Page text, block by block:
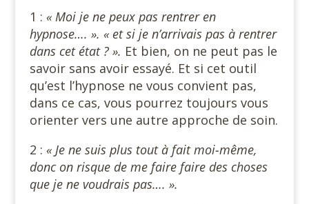
1 : « Moi je ne peux pas rentrer en
hypnose…. ». « et si je n’arrivais pas à rentrer
dans cet état ? ». Et bien, on ne peut pas le
savoir sans avoir essayé. Et si cet outil
qu’est l’hypnose ne vous convient pas,
dans ce cas, vous pourrez toujours vous
orienter vers une autre approche de soin.
2 : « Je ne suis plus tout à fait moi-même,
donc on risque de me faire faire des choses
que je ne voudrais pas…. ».